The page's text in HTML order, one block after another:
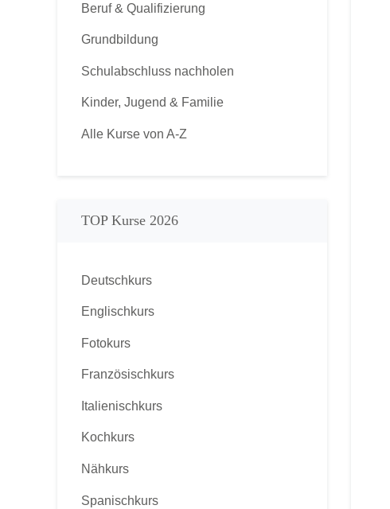
Beruf & Qualifizierung
Grundbildung
Schulabschluss nachholen
Kinder, Jugend & Familie
Alle Kurse von A-Z
TOP Kurse 2026
Deutschkurs
Englischkurs
Fotokurs
Französischkurs
Italienischkurs
Kochkurs
Nähkurs
Spanischkurs